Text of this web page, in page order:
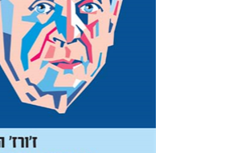
עכשיו בהנחה